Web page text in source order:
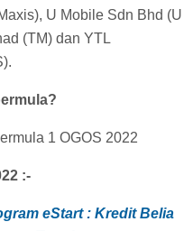
U Mobile Sdn Bhd (U
(TM) dan YTL
1 OGOS 2022
:-
eStart : Kredit Belia